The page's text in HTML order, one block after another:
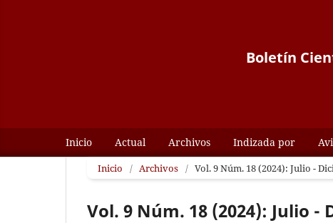
Boletín
Inicio Actual Archivos Indizada por
Inicio / Archivos / Vol. 9 Núm. 18 (2024): Julio -
Vol. 9 Núm. 18 (2024): Julio -